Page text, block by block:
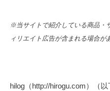
※当サイトで紹介している商品・
ィリエイト広告が含まれる場合が
hilog（http://hirogu.com）（